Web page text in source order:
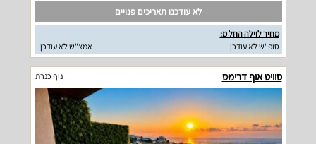
לא עודכנו תאריכים פנויים
מחיר לוילה החל מ:
סופ"ש לא עודכן
אמצ"ש לא עודכן
סוויט אוף דרימס נוף כנרת